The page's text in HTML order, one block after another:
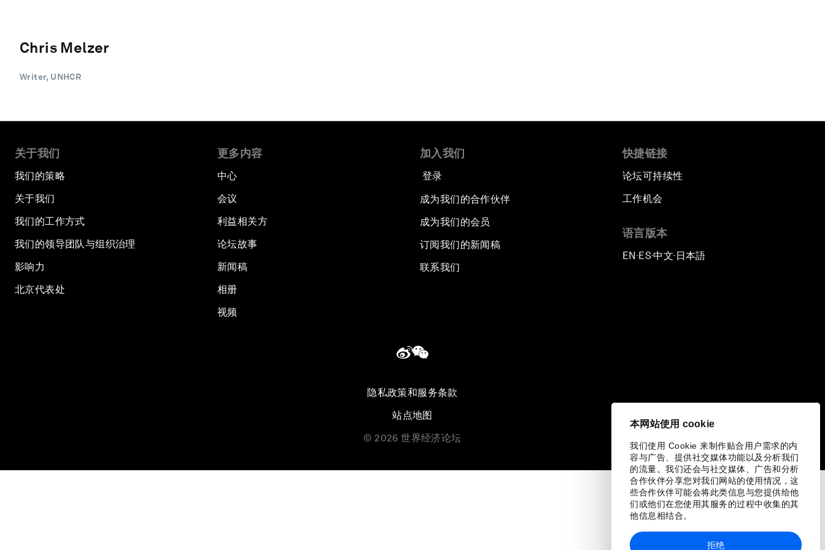
本网站使用 cookie
我们使用 Cookie 来制作贴合用户需求的内
容与广告、提供社交媒体功能以及分析我们
的流量。我们还会与社交媒体、广告和分析
合作伙伴分享您对我们网站的使用情况，这
些合作伙伴可能会将此类信息与您提供给他
们或他们在您使用其服务的过程中收集的其
他信息相结合。
拒绝
Chris Melzer
Writer, UNHCR
关于我们
我们的策略
关于我们
我们的工作方式
我们的领导团队与组织治理
影响力
北京代表处
更多内容
中心
会议
利益相关方
论坛故事
新闻稿
相册
视频
加入我们
登录
成为我们的合作伙伴
成为我们的会员
订阅我们的新闻稿
联系我们
快捷链接
论坛可持续性
工作机会
语言版本
EN ▪ES▪中文▪ 日本語
隐私政策和服务条款
站点地图
© 2026 世界经济论坛